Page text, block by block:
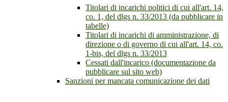
Titolari di incarichi politici di cui all'art. 14,
co. 1, del dlgs n. 33/2013 (da pubblicare in
tabelle)
Titolari di incarichi di amministrazione, di
direzione o di governo di cui all'art. 14, co.
1-bis, del dlgs n. 33/2013
Cessati dall'incarico (documentazione da
pubblicare sul sito web)
Sanzioni per mancata comunicazione dei dati